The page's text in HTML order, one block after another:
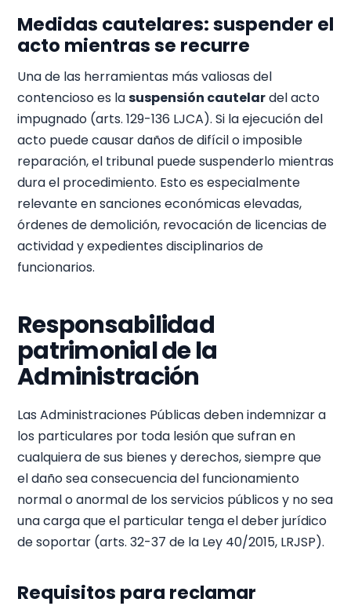
Medidas cautelares: suspender el
acto mientras se recurre
Una de las herramientas más valiosas del
contencioso es lasuspensión cautelardel acto
impugnado (arts. 129-136 LJCA). Si la ejecución del
acto puede causar daños de difícil o imposible
reparación, el tribunal puede suspenderlo mientras
dura el procedimiento. Esto es especialmente
relevante en sanciones económicas elevadas,
órdenes de demolición, revocación de licencias de
actividad y expedientes disciplinarios de
funcionarios.
Responsabilidad
patrimonial de la
Administración
Las Administraciones Públicas deben indemnizar a
los particulares por toda lesión que sufran en
cualquiera de sus bienes y derechos, siempre que
el daño sea consecuencia del funcionamiento
normal o anormal de los servicios públicos y no sea
una carga que el particular tenga el deber jurídico
de soportar (arts. 32-37 de la Ley 40/2015, LRJSP).
Requisitos para reclamar